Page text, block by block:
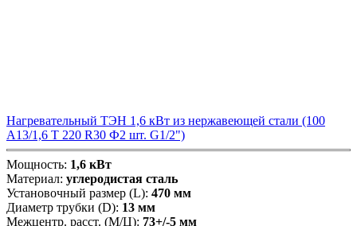
Нагревательный ТЭН 1,6 кВт из нержавеющей стали (100
А13/1,6 Т 220 R30 Ф2 шт. G1/2")
Мощность: 1,6 кВт
Материал: углеродистая сталь
Установочный размер (L): 470 мм
Диаметр трубки (D): 13 мм
Межцентр. расст. (М/Ц): 73+/-5 мм